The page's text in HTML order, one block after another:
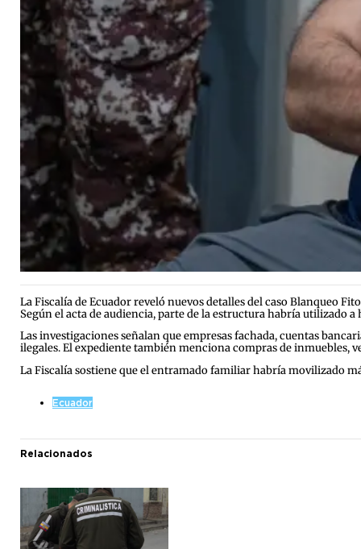
La Fiscalía de Ecuador reveló nuevos detalles del caso Blanqueo
Según el acta de audiencia, parte de la estructura habría utilizado
Las investigaciones señalan que empresas fachada, cuentas
ilegales. El expediente también menciona compras de
La Fiscalía sostiene que el entramado familiar habría movilizado
Ecuador
Relacionados